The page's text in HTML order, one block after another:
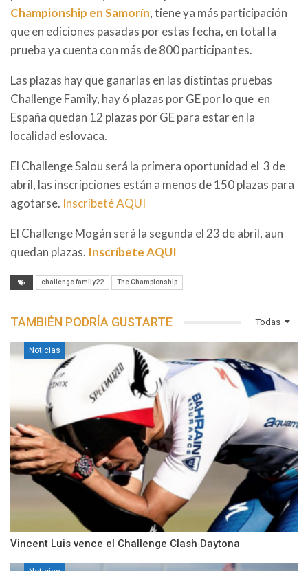
Championship en Samorín, tiene ya más participación
que en ediciones pasadas por estas fecha, en total la
prueba ya cuenta con más de 800 participantes.
Las plazas hay que ganarlas en las distintas pruebas
Challenge Family, hay 6 plazas por GE por lo que en
España quedan 12 plazas por GE para estar en la
localidad eslovaca.
El Challenge Salou será la primera oportunidad el 3 de
abril, las inscripciones están a menos de 150 plazas para
agotarse. Inscribeté AQUI
El Challenge Mogán será la segunda el 23 de abril, aun
quedan plazas. Inscríbete AQUI
challenge family22 The Championship
Todas
TAMBIÉN PODRÍA GUSTARTE
Noticias
Vincent Luis vence el Challenge Clash Daytona